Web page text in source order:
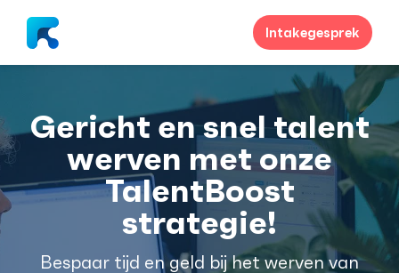
Intakegesprek
Gericht en snel talent
werven met onze
TalentBoost
strategie!
Bespaar tijd en geld bij het werven van